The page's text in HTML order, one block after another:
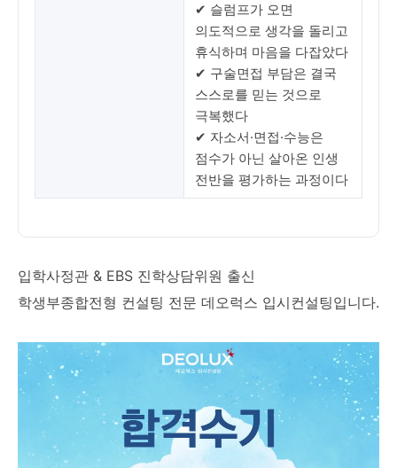
✔ 슬럼프가 오면
의도적으로 생각을 돌리고
휴식하며 마음을 다잡았다
✔ 구술면접 부담은 결국
스스로를 믿는 것으로
극복했다
✔ 자소서·면접·수능은
점수가 아닌 살아온 인생
전반을 평가하는 과정이다
입학사정관 & EBS 진학상담위원 출신
학생부종합전형 컨설팅 전문 데오럭스 입시컨설팅입니다.